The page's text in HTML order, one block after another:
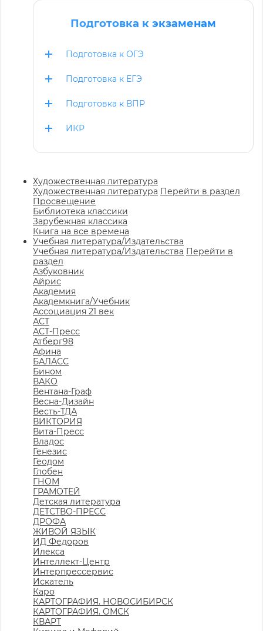
Подготовка к экзаменам
Подготовка к ОГЭ
Подготовка к ЕГЭ
Подготовка к ВПР
ИКР
Художественная литература
Художественная литература Перейти в раздел
Просвещение
Библиотека классики
Зарубежная классика
Книга на все времена
Учебная литература/Издательства
Учебная литература/Издательства Перейти в
раздел
Азбуковник
Айрис
Академия
Академкнига/Учебник
Ассоциация 21 век
АСТ
АСТ-Пресс
Атберг98
Афина
БАЛАСС
Бином
ВАКО
Вентана-Граф
Весна-Дизайн
Весть-ТДА
ВИКТОРИЯ
Вита-Пресс
Владос
Генезис
Геодом
Глобен
ГНОМ
ГРАМОТЕЙ
Детская литература
ДЕТСТВО-ПРЕСС
ДРОФА
ЖИВОЙ ЯЗЫК
ИД Федоров
Илекса
Интеллект-Центр
Интерпрессервис
Искатель
Каро
КАРТОГРАФИЯ. НОВОСИБИРСК
КАРТОГРАФИЯ. ОМСК
КВАРТ